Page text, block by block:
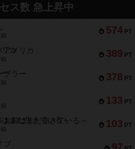
ス数 急上昇中
574 PT
389 PT
アメリカ
378 PT
ブラー
133 PT
103 PT
前はまだ生きている～
ブ